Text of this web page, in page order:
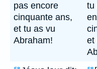
pas encore
cinquante ans,
et tu as vu
Abraham!
tu
et